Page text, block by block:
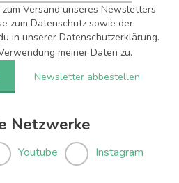
Versand unseres Newsletters
zum Datenschutz sowie der
in unserer Datenschutzerklärung.
meiner Daten zu.
Newsletter abbestellen
Netzwerke
Youtube Instagram